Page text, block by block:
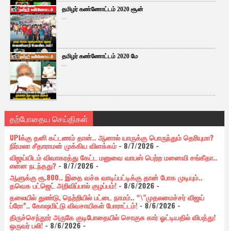
தமிழர் கண்ணோட்டம் 2020 சூன்
...
தமிழர் கண்ணோட்டம் 2020 மே
...
தற்போதைய செய்திகள்
UPIக்கு தனி கட்டணம் தான்.. ஆனால் யாருக்கு பொருந்தும் தெரியுமா?
நிர்மலா சீதாராமன் முக்கிய விளக்கம்- 8/7/2026 -
விஜய்யிடம் விவாகரத்து கேட்ட மனுவை வாபஸ் பெற்ற மனைவி சங்கீதா..
என்ன நடந்தது?- 8/7/2026 -
ஆளுக்கு ரூ.800.. இதை வச்சு வாடிப்பட்டிக்கு தான் போக முடியும்..
தவெக பட்ஜெட் அறிவிப்பால் குழப்பம்!- 8/6/2026 -
தலையில் துண்டு, நெற்றியில் பட்டை நாமம்.. “\"முதலமைச்சர் விஜய்
ப்ரோ”.. கோஷமிட்டு விவசாயிகள் போராட்டம்!- 8/6/2026 -
திருச்செந்தூர் அருகே குடிபோதையில் சொகுசு கார் ஓட்டியதில் விபத்து!
ஒருவர் பலி!- 8/6/2026-